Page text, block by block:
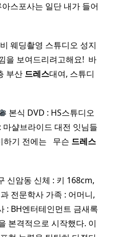
스포사는 일단 내가 들어
웨딩촬영 스튜디오 성지
을 보여드리려고해요! ​ 바
부산 드레스대여, 스튜디
본식 DVD : HS스튜디오
샬브라이드 대전 잇님들
하기 전에는 ​ ​ 무슨 드레스
신암동 신체 : 키 168cm,
전문학사 가족 : 어머니,
: BH엔터테인먼트 금새록
본격적으로 시작했다. 이